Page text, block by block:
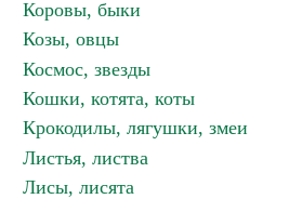
Коровы, быки
Козы, овцы
Космос, звезды
Кошки, котята, коты
Крокодилы, лягушки, змеи
Листья, листва
Лисы, лисята